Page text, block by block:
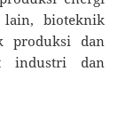
lain, bioteknik
produksi dan
industri dan